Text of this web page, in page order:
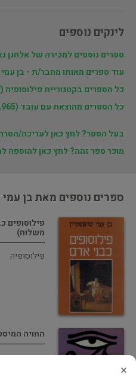
לינקים נוספים
ספרים נוספים למכירה של אלחנן נאה (18
עוד ספרים מאותו מחבר/ת - בן עמי
כל הספרים בקטגוריית פילוסופיה (3,357 כותרים)
כל הספרים מהוצאת עם עובד (8,965 כותרים)
בעל הספר? לחץ כאן לעריכה/
מוכר ספר זהה? לחץ כאן להוספה
ספרים נוספים מאת בן
פילוסופים
משלוח)
פילוסופיה
החויה
העידן החדש
×